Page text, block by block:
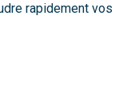
rapidement vos